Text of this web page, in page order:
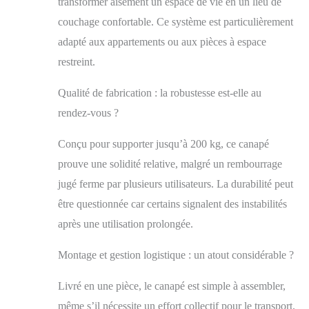
position optimale.
Matériaux de qualité
supérieure pour un
supérieur avec des
par deux coussins
un accoudoir utile.
La housse en tissu
doux du canapé avec
fonction lit est
agréable sur la peau
sensation de bien-
êtes assis. Robuste et
durable : le cadre
couchage confortable. Ce système est particulièrement
adapté aux appartements ou aux pièces à espace
restreint.
Qualité de fabrication : la robustesse est-elle au
rendez-vous ?
Conçu pour supporter jusqu’à 200 kg, ce canapé
prouve une solidité relative, malgré un rembourrage
jugé ferme par plusieurs utilisateurs. La durabilité peut
être questionnée car certains signalent des instabilités
après une utilisation prolongée.
Montage et gestion logistique : un atout considérable ?
Livré en une pièce, le canapé est simple à assembler,
même s’il nécessite un effort collectif pour le transport.